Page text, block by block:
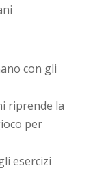
con gli
riprende la
per
esercizi